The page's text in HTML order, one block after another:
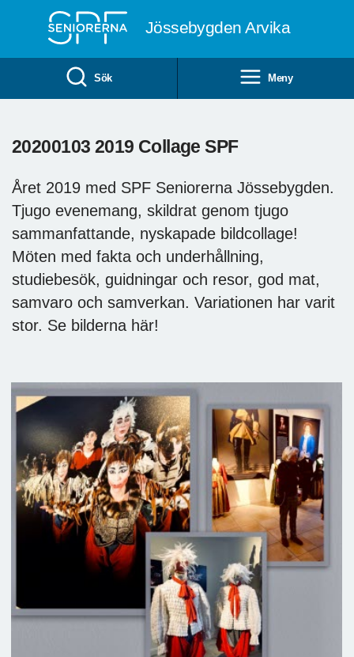
Jössebygden Arvika
Sök Meny
20200103 2019 Collage SPF
Året 2019 med SPF Seniorerna Jössebygden.
Tjugo evenemang, skildrat genom tjugo
sammanfattande, nyskapade bildcollage!
Möten med fakta och underhållning,
studiebesök, guidningar och resor, god mat,
samvaro och samverkan. Variationen har varit
stor. Se bilderna här!